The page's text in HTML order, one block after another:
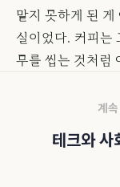
맡지 못하게 된 게
실이었다. 커피는
무를 씹는 것처럼
계
테크와 사